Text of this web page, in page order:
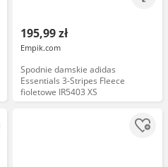
195,99 zł
Empik.com
Spodnie damskie adidas
Essentials 3-Stripes Fleece
fioletowe IR5403 XS